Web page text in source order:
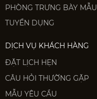
PHÒNG TRƯNG BÀY MẪU
TUYỂN DỤNG
DỊCH VỤ KHÁCH HÀNG
ĐẶT LỊCH HẸN
CÂU HỎI THƯỜNG GẶP
MẪU YÊU CẦU